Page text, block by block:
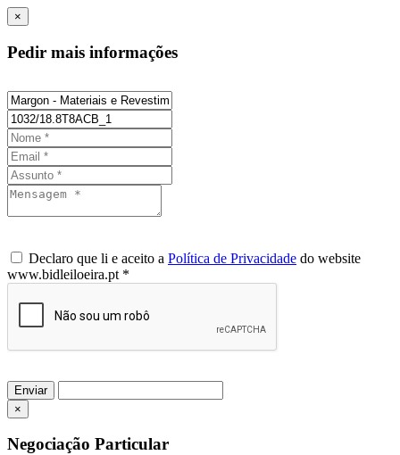
×
Pedir mais informações
Declaro que li e aceito a Política de Privacidade do website
www.bidleiloeira.pt *
Enviar
×
Negociação Particular